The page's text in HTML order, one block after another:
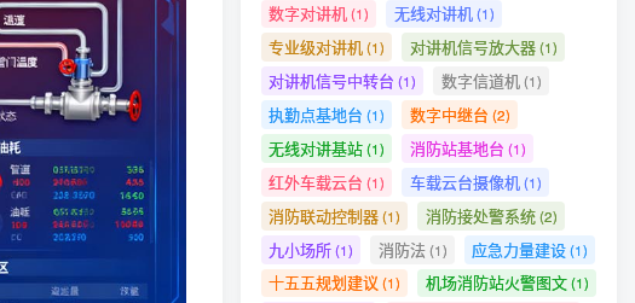
数字对讲机(1) 无线对讲机(1)
专业级对讲机(1) 对讲机信号放大器(1)
对讲机信号中转台 (1) 数字信道机(1)
执勤点基地台 (1) 数字中继台 (2)
无线对讲基站(1) 消防站基地台 (1)
红外车载云台 (1) 车载云台摄像机(1)
消防联动控制器(1) 消防接处警系统(2)
九小场所(1) 消防法(1) 应急力量建设(1)
十五五规划建议 (1) 机场消防站火警图文(1)